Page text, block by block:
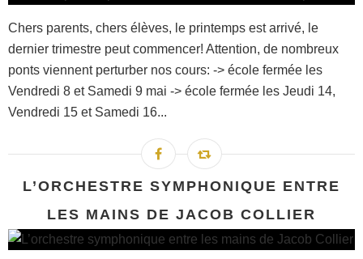
Chers parents, chers élèves, le printemps est arrivé, le
dernier trimestre peut commencer! Attention, de nombreux
ponts viennent perturber nos cours: -> école fermée les
Vendredi 8 et Samedi 9 mai -> école fermée les Jeudi 14,
Vendredi 15 et Samedi 16...
L’ORCHESTRE SYMPHONIQUE ENTRE
LES MAINS DE JACOB COLLIER